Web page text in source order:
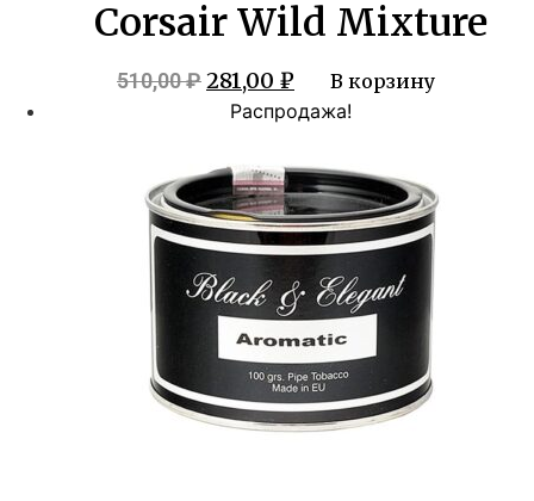
Corsair Wild Mixture
510,00₽Первоначальная
цена
510,00 ₽.
281,00 ₽ Текущая
цена:
В корзину
Распродажа!